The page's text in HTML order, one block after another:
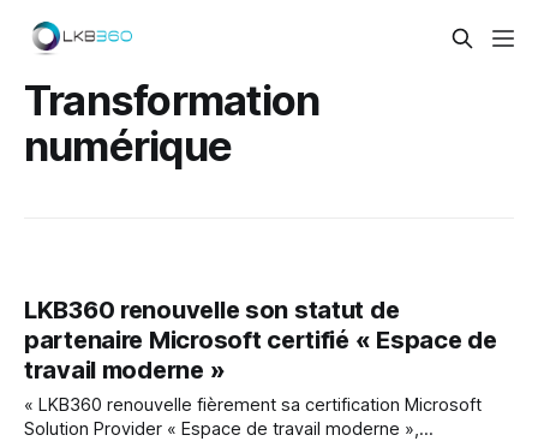
Transformation
numérique
LKB360 renouvelle son statut de
partenaire Microsoft certifié « Espace de
travail moderne »
« LKB360 renouvelle fièrement sa certification Microsoft
Solution Provider « Espace de travail moderne »,